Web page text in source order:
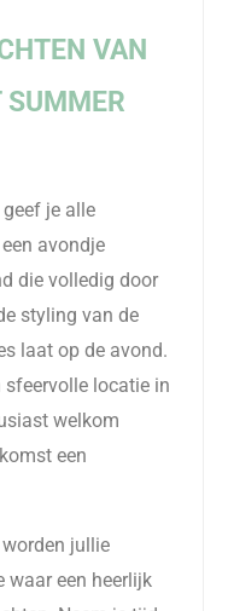
VAN
SUMMER
je alle
avondje
die volledig door
styling van de
laat op de avond.
locatie in
welkom
een
jullie
waar een heerlijk